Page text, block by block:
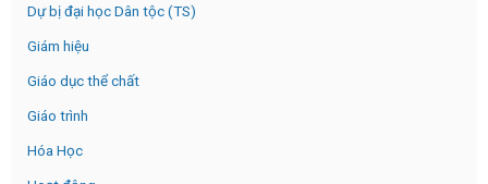
Dự bị đại học Dân tộc (TS)
Giám hiệu
Giáo dục thể chất
Giáo trình
Hóa Học